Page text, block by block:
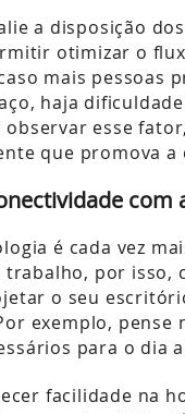
a disposição
otimizar o
mais pessoas
haja
observar esse
que promova a
com
é cada vez
trabalho, por isso,
o seu
exemplo, pense
para o dia
facilidade na